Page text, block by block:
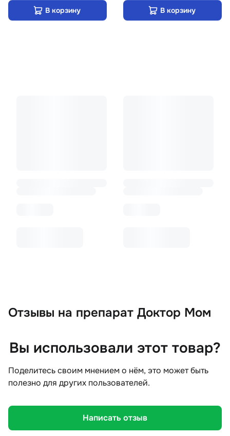
В корзину В корзину
Отзывы на препарат Доктор Мом
Вы использовали этот товар?
Поделитесь своим мнением о нём, это может быть
полезно для других пользователей.
Написать отзыв